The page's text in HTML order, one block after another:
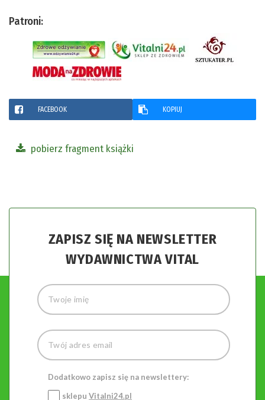
Patroni:
FACEBOOK KOPIUJ
pobierz fragment książki
ZAPISZ SIĘ NA NEWSLETTER
WYDAWNICTWA VITAL
Dodatkowo zapisz się na newslettery:
sklepu Vitalni24.pl